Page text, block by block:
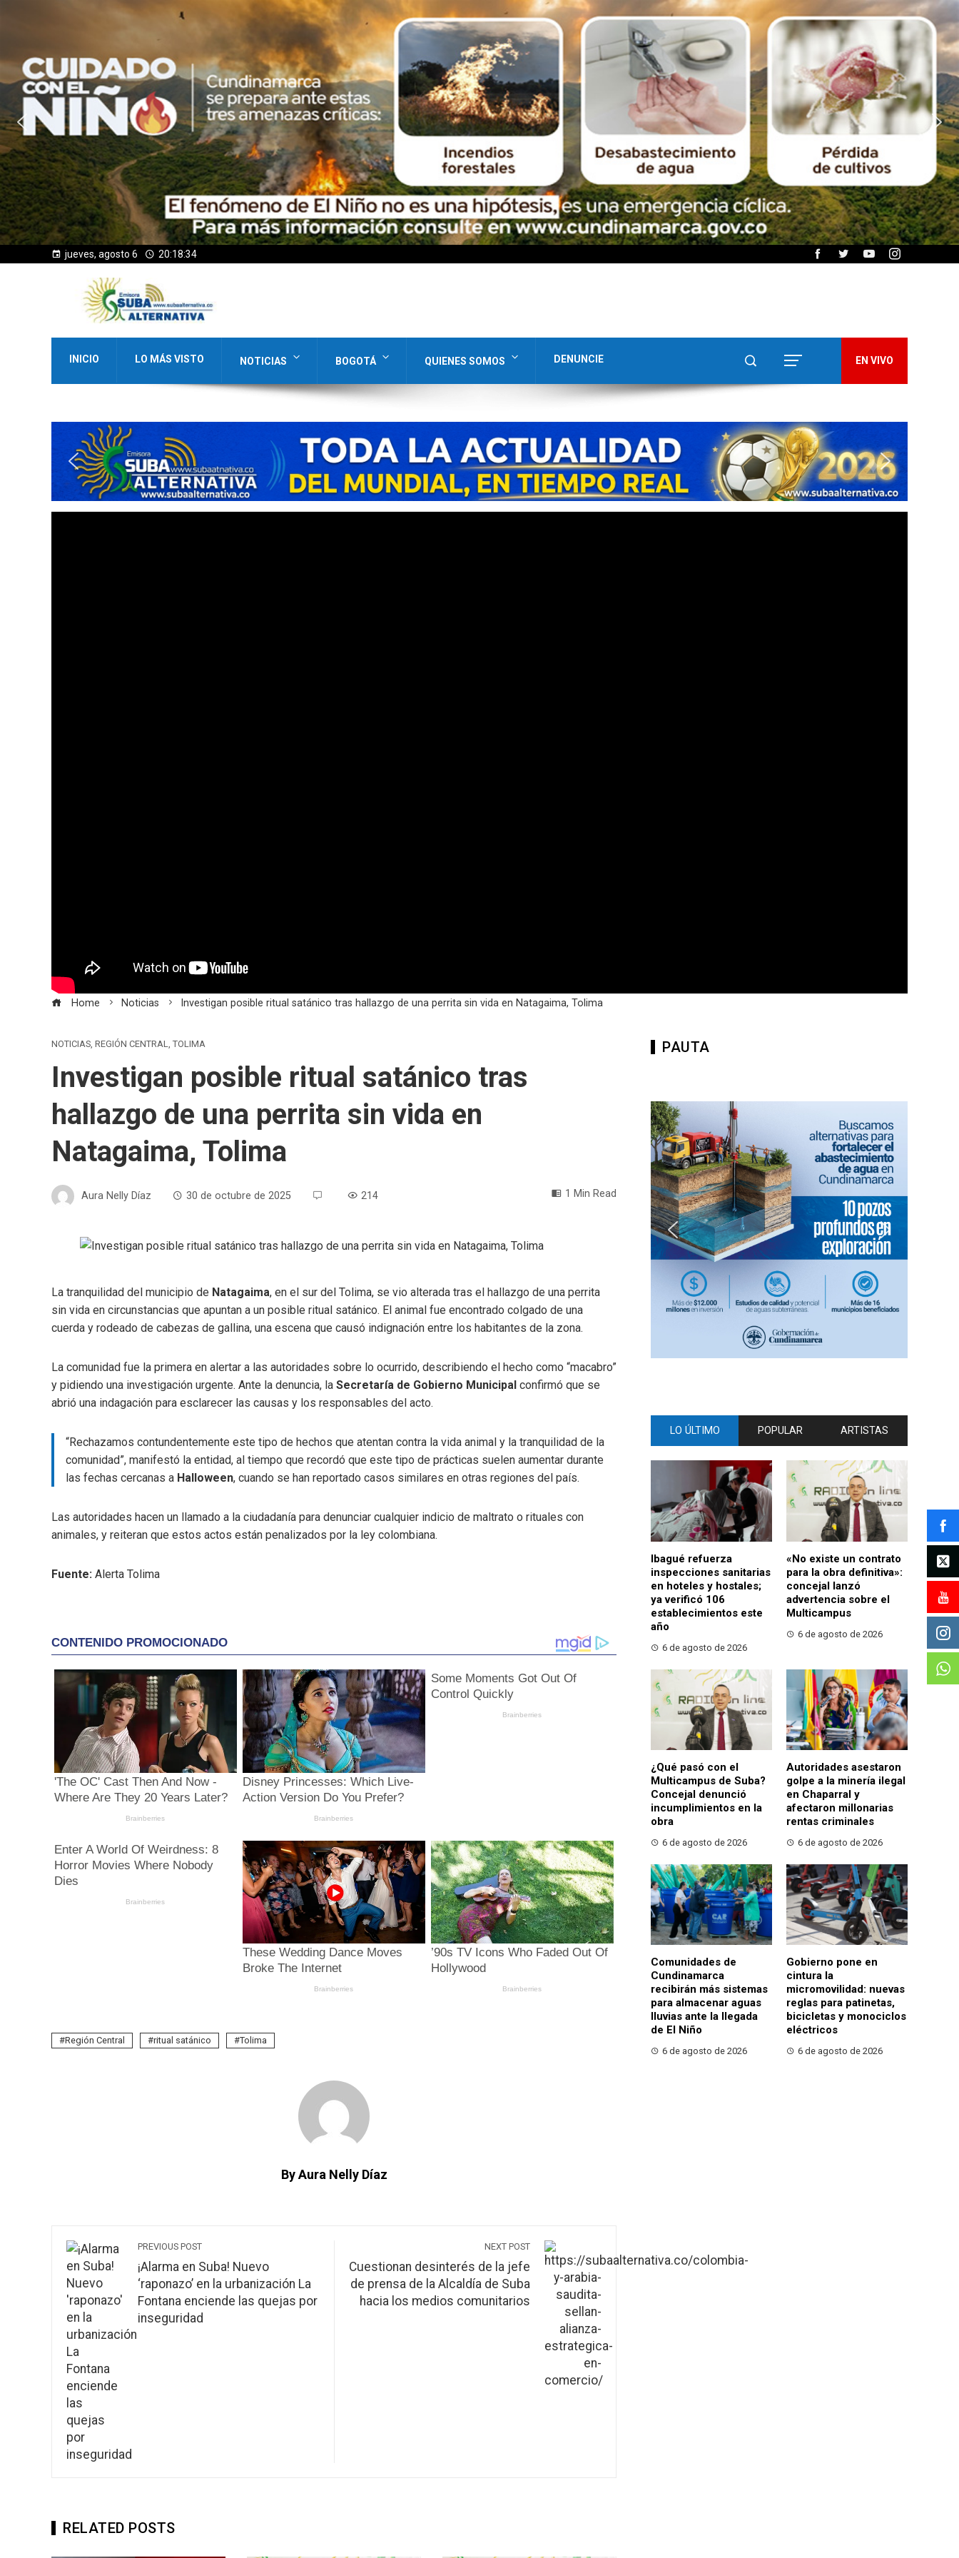
jueves, agosto 6 20:18:35
INICIO LO MÁS VISTO NOTICIAS BOGOTÁ QUIENES SOMOS DENUNCIE EN VIVO
Home Noticias Investigan posible ritual satánico tras hallazgo de una perrita sin vida en Natagaima, Tolima
NOTICIAS, REGIÓN CENTRAL, TOLIMA
Investigan posible ritual satánico tras
hallazgo de una perrita sin vida en
Natagaima, Tolima
Aura Nelly Díaz 30 de octubre de 2025 214 1 Min Read
La tranquilidad del municipio de Natagaima, en el sur del Tolima, se vio alterada tras el hallazgo de una perrita
sin vida en circunstancias que apuntan a un posible ritual satánico. El animal fue encontrado colgado de una
cuerda y rodeado de cabezas de gallina, una escena que causó indignación entre los habitantes de la zona.
La comunidad fue la primera en alertar a las autoridades sobre lo ocurrido, describiendo el hecho como “macabro”
y pidiendo una investigación urgente. Ante la denuncia, la Secretaría de Gobierno Municipal confirmó que se
abrió una indagación para esclarecer las causas y los responsables del acto.
“Rechazamos contundentemente este tipo de hechos que atentan contra la vida animal y la tranquilidad de la
comunidad”, manifestó la entidad, al tiempo que recordó que este tipo de prácticas suelen aumentar durante
las fechas cercanas a Halloween, cuando se han reportado casos similares en otras regiones del país.
Las autoridades hacen un llamado a la ciudadanía para denunciar cualquier indicio de maltrato o rituales con
animales, y reiteran que estos actos están penalizados por la ley colombiana.
Fuente: Alerta Tolima
Región Central ritual satánico Tolima
By Aura Nelly Díaz
PREVIOUS POST
¡Alarma en Suba! Nuevo
‘raponazo’ en la urbanización La
Fontana enciende las quejas por
inseguridad
NEXT POST
Cuestionan desinterés de la jefe
de prensa de la Alcaldía de Suba
hacia los medios comunitarios
RELATED POSTS
PAUTA
LO ÚLTIMO POPULAR ARTISTAS
Ibagué refuerza
inspecciones sanitarias
en hoteles y hostales;
ya verificó 106
establecimientos este
año
6 de agosto de 2026
«No existe un contrato
para la obra definitiva»:
concejal lanzó
advertencia sobre el
Multicampus
6 de agosto de 2026
¿Qué pasó con el
Multicampus de Suba?
Concejal denunció
incumplimientos en la
obra
6 de agosto de 2026
Autoridades asestaron
golpe a la minería ilegal
en Chaparral y
afectaron millonarias
rentas criminales
6 de agosto de 2026
Comunidades de
Cundinamarca
recibirán más sistemas
para almacenar aguas
lluvias ante la llegada
de El Niño
6 de agosto de 2026
Gobierno pone en
cintura la
micromovilidad: nuevas
reglas para patinetas,
bicicletas y monociclos
eléctricos
6 de agosto de 2026